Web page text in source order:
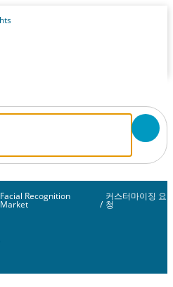
Facial Recognition
Market /
커스터마이징 요
청